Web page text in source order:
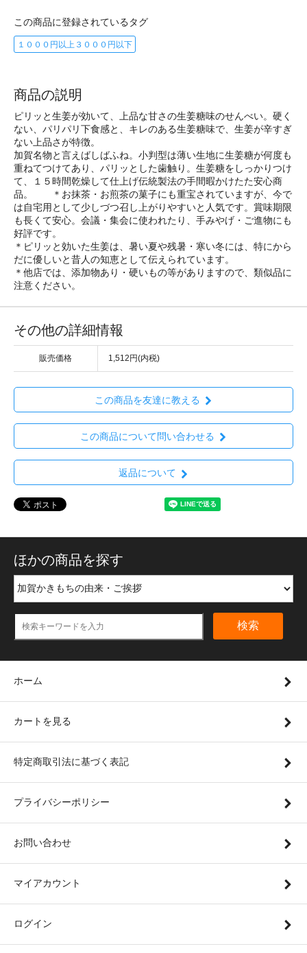
この商品に登録されているタグ
１０００円以上３０００円以下
商品の説明
ピリッと生姜が効いて、上品な甘さの生姜糖味のせんべい。硬く
ない、パリパリ下食感と、キレのある生姜糖味で、生姜が辛すぎ
ない上品さが特徴。
加賀名物と言えばしばふね。小判型は薄い生地に生姜糖が何度も
重ねてつけてあり、パリッとした歯触り。生姜糖をしっかりつけ
て、１５時間乾燥して仕上げ伝統製法の手間暇かけたた安心商
品。 ＊お抹茶・お煎茶の菓子にも重宝されていますが、今で
は自宅用として少しづつ召し上がりやすいと人気です。賞味期限
も長くて安心。会議・集会に使われたり、手みやげ・ご進物にも
好評です。
＊ピリッと効いた生姜は、暑い夏や残暑・寒い冬には、特にから
だに優しいと昔人の知恵として伝えられています。
＊他店では、添加物あり・硬いもの等がありますので、類似品に
注意ください。
その他の詳細情報
販売価格 1,512円(内税)
この商品を友達に教える
この商品について問い合わせる
返品について
ほかの商品を探す
検索
ホーム
カートを見る
特定商取引法に基づく表記
プライバシーポリシー
お問い合わせ
マイアカウント
ログイン